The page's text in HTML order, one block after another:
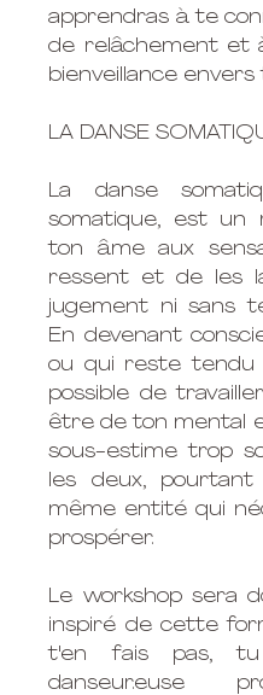
apprendras à te
de relâchement et
bienveillance envers
LA DANSE
La danse
somatique, est un
ton âme aux
ressent et de les
jugement ni sans
En devenant
ou qui reste tendu
possible de
être de ton mental
sous-estime trop
les deux,
même entité qui
prospérer.
Le workshop sera
inspiré de cette
t'en fais pas,
danseur.euse